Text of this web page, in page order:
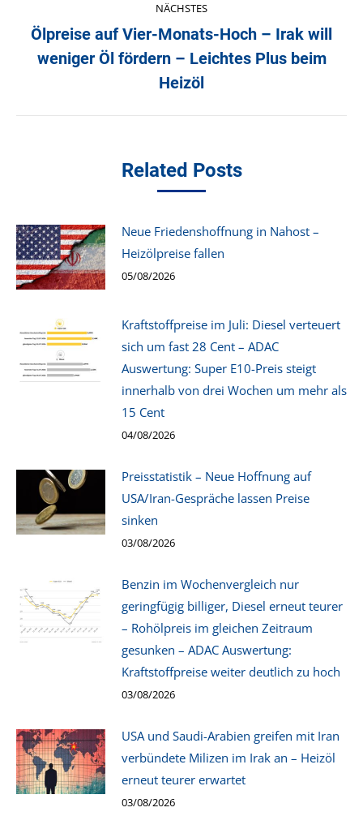
NÄCHSTES
Nächster
Beitrag:
Ölpreise auf Vier-Monats-Hoch – Irak will
weniger Öl fördern – Leichtes Plus beim
Heizöl
Related Posts
Neue Friedenshoffnung in Nahost –
Heizölpreise fallen
05/08/2026
Kraftstoffpreise im Juli: Diesel verteuert
sich um fast 28 Cent – ADAC
Auswertung: Super E10-Preis steigt
innerhalb von drei Wochen um mehr als
15 Cent
04/08/2026
Preisstatistik – Neue Hoffnung auf
USA/Iran-Gespräche lassen Preise
sinken
03/08/2026
Benzin im Wochenvergleich nur
geringfügig billiger, Diesel erneut teurer
– Rohölpreis im gleichen Zeitraum
gesunken – ADAC Auswertung:
Kraftstoffpreise weiter deutlich zu hoch
03/08/2026
USA und Saudi-Arabien greifen mit Iran
verbündete Milizen im Irak an – Heizöl
erneut teurer erwartet
03/08/2026